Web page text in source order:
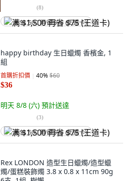
(8)
满 $1,500 再省 $75 (王道卡)
happy birthday 生日蠟燭 香檳金, 1
組
首購折扣價 40%$60
$36
明天 8/8 (六) 預計送達
(3)
满 $1,500 再省 $75 (王道卡)
Rex LONDON 造型生日蠟燭/造型蠟
燭/蛋糕裝飾燭 3.8 x 0.8 x 11cm 90g